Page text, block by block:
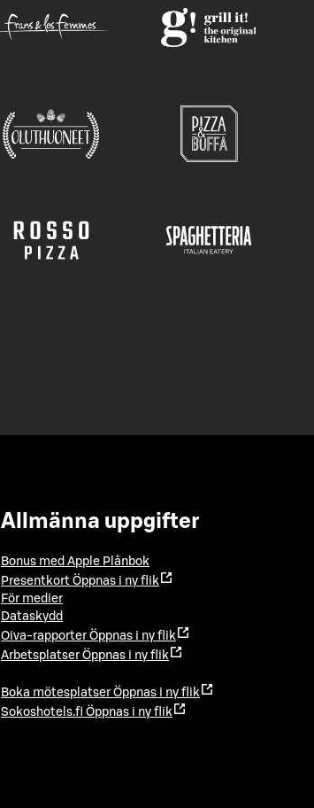
Allmänna uppgifter
Bonus med Apple Plånbok
Presentkort Öppnas i ny flik
För medier
Dataskydd
Oiva-rapporter Öppnas i ny flik
Arbetsplatser Öppnas i ny flik
Boka mötesplatser Öppnas i ny flik
Sokoshotels.fi Öppnas i ny flik